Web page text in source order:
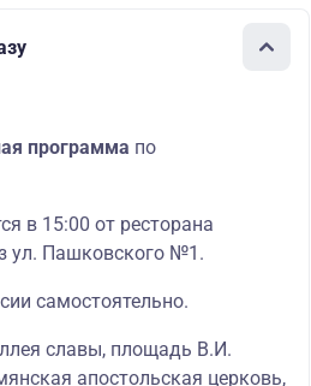
программа по
в 15:00 от ресторана
ул. Пашковского №1.
самостоятельно.
славы, площадь В.И.
апостольская церковь,